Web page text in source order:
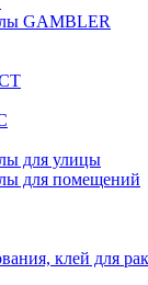
GAMBLER
для улицы
для помещений
клей для